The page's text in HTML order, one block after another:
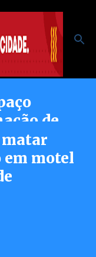
de
de
matar
em motel